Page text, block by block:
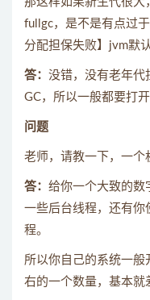
fullgc，是不是有点过
分配担保失败】jvm默
答： 没错，没有老年代
GC，所以一般都要打开
问题
老师，请教一下，一个
答： 给你一个大致的数
一些后台线程，还有你
程。
所以你自己的系统一
右的一个数量，基本就